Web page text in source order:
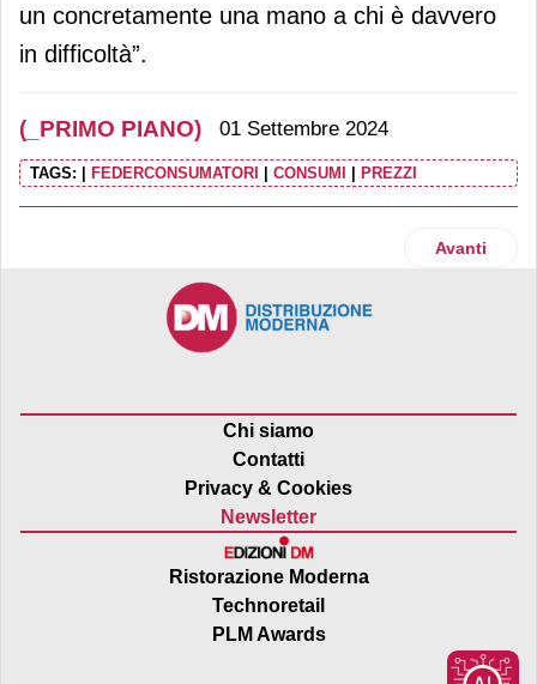
un concretamente una mano a chi è davvero
in difficoltà”.
(_PRIMO PIANO) 01 Settembre 2024
TAGS: FEDERCONSUMATORI CONSUMI PREZZI
Articolo
Avanti
Chi siamo
Contatti
Privacy & Cookies
Newsletter
Ristorazione Moderna
Technoretail
PLM Awards